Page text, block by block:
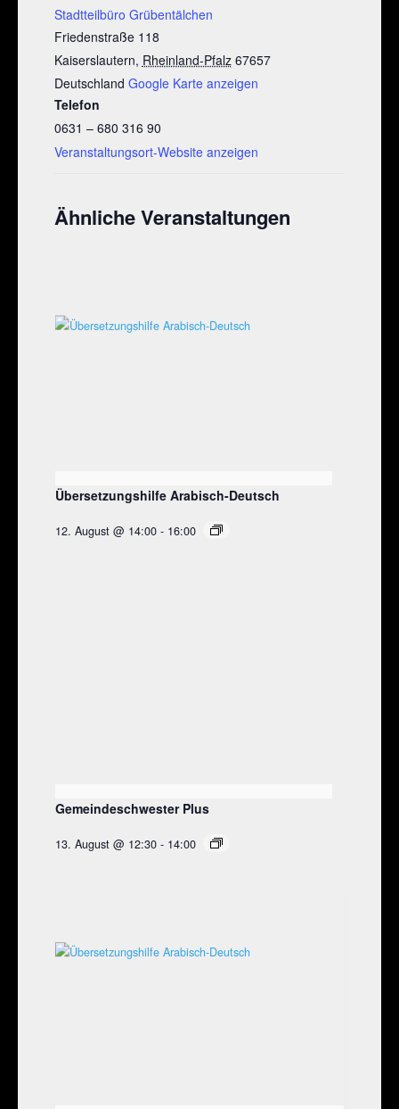
Stadtteilbüro Grübentälchen
Friedenstraße 118
Kaiserslautern, Rheinland-Pfalz 67657
Deutschland Google Karte anzeigen
Telefon
0631 – 680 316 90
Veranstaltungsort-Website anzeigen
Ähnliche Veranstaltungen
Übersetzungshilfe Arabisch-Deutsch
12. August @ 14:00 - 16:00
Gemeindeschwester Plus
13. August @ 12:30 - 14:00